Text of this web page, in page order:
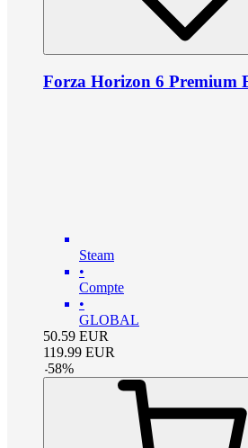
Forza Horizon 6 Premium
Steam
•
Compte
•
GLOBAL
50.59 EUR
119.99 EUR
-58%